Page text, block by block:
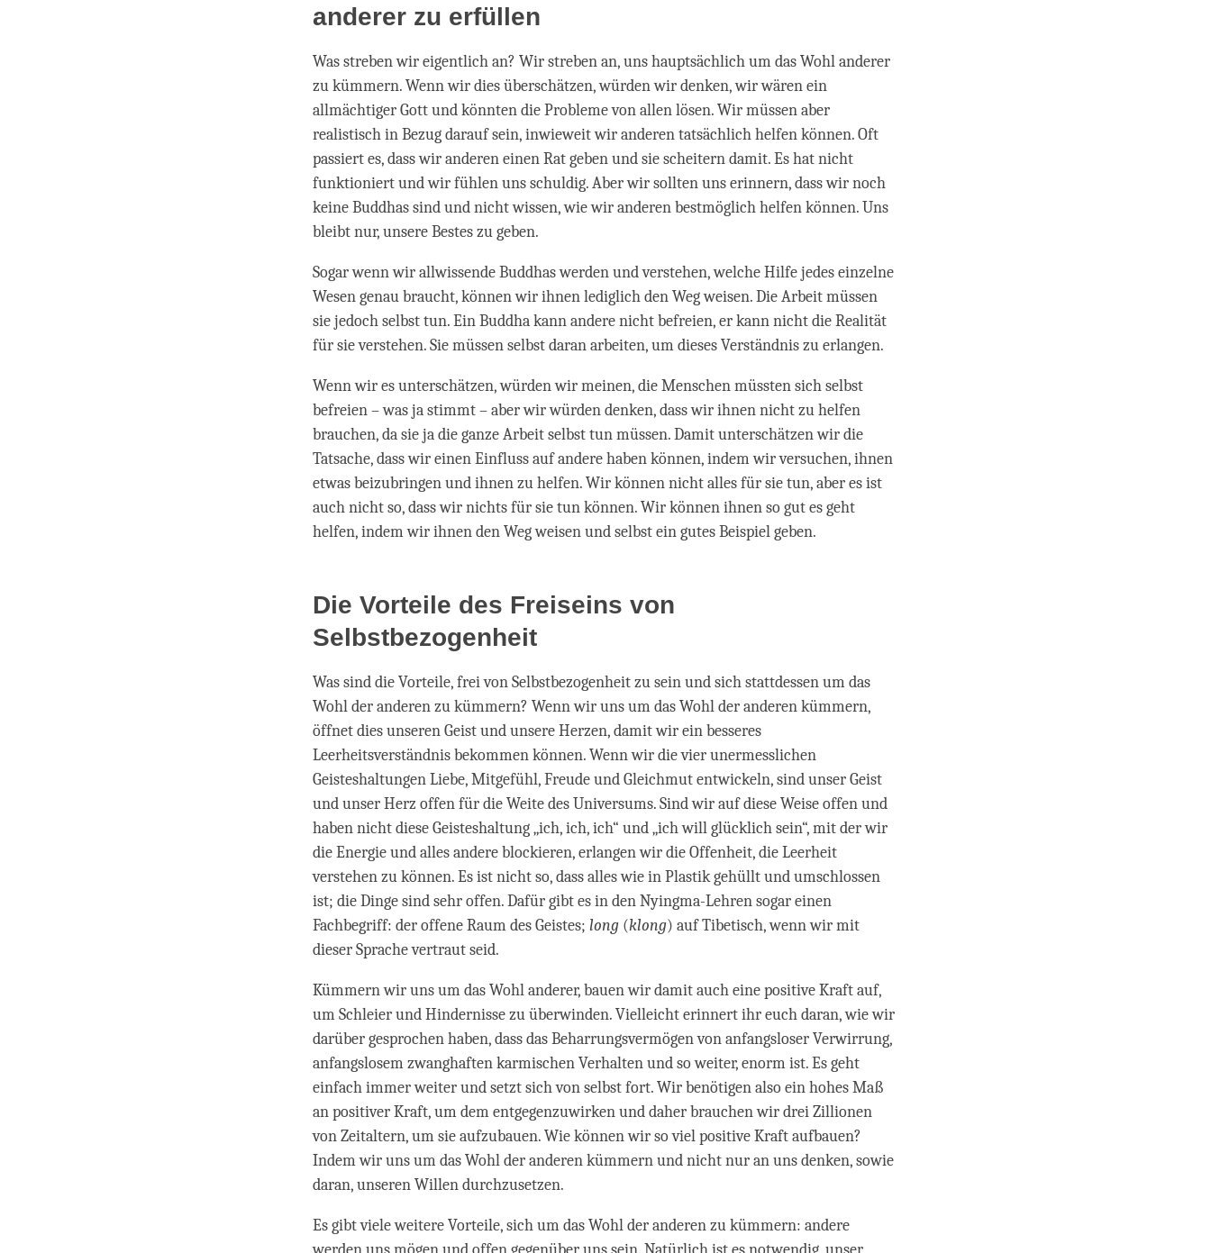
anderer zu erfüllen
Was streben wir eigentlich an? Wir streben an, uns hauptsächlich um das Wohl anderer
zu kümmern. Wenn wir dies überschätzen, würden wir denken, wir wären ein
allmächtiger Gott und könnten die Probleme von allen lösen. Wir müssen aber
realistisch in Bezug darauf sein, inwieweit wir anderen tatsächlich helfen können. Oft
passiert es, dass wir anderen einen Rat geben und sie scheitern damit. Es hat nicht
funktioniert und wir fühlen uns schuldig. Aber wir sollten uns erinnern, dass wir noch
keine Buddhas sind und nicht wissen, wie wir anderen bestmöglich helfen können. Uns
bleibt nur, unsere Bestes zu geben.
Sogar wenn wir allwissende Buddhas werden und verstehen, welche Hilfe jedes einzelne
Wesen genau braucht, können wir ihnen lediglich den Weg weisen. Die Arbeit müssen
sie jedoch selbst tun. Ein Buddha kann andere nicht befreien, er kann nicht die Realität
für sie verstehen. Sie müssen selbst daran arbeiten, um dieses Verständnis zu erlangen.
Wenn wir es unterschätzen, würden wir meinen, die Menschen müssten sich selbst
befreien – was ja stimmt – aber wir würden denken, dass wir ihnen nicht zu helfen
brauchen, da sie ja die ganze Arbeit selbst tun müssen. Damit unterschätzen wir die
Tatsache, dass wir einen Einfluss auf andere haben können, indem wir versuchen, ihnen
etwas beizubringen und ihnen zu helfen. Wir können nicht alles für sie tun, aber es ist
auch nicht so, dass wir nichts für sie tun können. Wir können ihnen so gut es geht
helfen, indem wir ihnen den Weg weisen und selbst ein gutes Beispiel geben.
Die Vorteile des Freiseins von
Selbstbezogenheit
Was sind die Vorteile, frei von Selbstbezogenheit zu sein und sich stattdessen um das
Wohl der anderen zu kümmern? Wenn wir uns um das Wohl der anderen kümmern,
öffnet dies unseren Geist und unsere Herzen, damit wir ein besseres
Leerheitsverständnis bekommen können. Wenn wir die vier unermesslichen
Geisteshaltungen Liebe, Mitgefühl, Freude und Gleichmut entwickeln, sind unser Geist
und unser Herz offen für die Weite des Universums. Sind wir auf diese Weise offen und
haben nicht diese Geisteshaltung „ich, ich, ich“ und „ich will glücklich sein“, mit der wir
die Energie und alles andere blockieren, erlangen wir die Offenheit, die Leerheit
verstehen zu können. Es ist nicht so, dass alles wie in Plastik gehüllt und umschlossen
ist; die Dinge sind sehr offen. Dafür gibt es in den Nyingma-Lehren sogar einen
Fachbegriff: der offene Raum des Geistes; long (klong) auf Tibetisch, wenn wir mit
dieser Sprache vertraut seid.
Kümmern wir uns um das Wohl anderer, bauen wir damit auch eine positive Kraft auf,
um Schleier und Hindernisse zu überwinden. Vielleicht erinnert ihr euch daran, wie wir
darüber gesprochen haben, dass das Beharrungsvermögen von anfangsloser Verwirrung,
anfangslosem zwanghaften karmischen Verhalten und so weiter, enorm ist. Es geht
einfach immer weiter und setzt sich von selbst fort. Wir benötigen also ein hohes Maß
an positiver Kraft, um dem entgegenzuwirken und daher brauchen wir drei Zillionen
von Zeitaltern, um sie aufzubauen. Wie können wir so viel positive Kraft aufbauen?
Indem wir uns um das Wohl der anderen kümmern und nicht nur an uns denken, sowie
daran, unseren Willen durchzusetzen.
Es gibt viele weitere Vorteile, sich um das Wohl der anderen zu kümmern: andere